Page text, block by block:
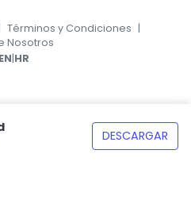
DESCARGAR
Términos y Condiciones |
Nosotros
EN|HR